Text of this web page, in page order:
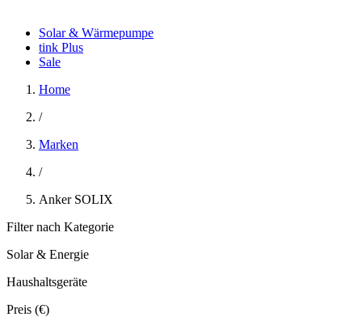
Solar & Wärmepumpe
tink Plus
Sale
Home
/
Marken
/
Anker SOLIX
Filter nach Kategorie
Solar & Energie
Haushaltsgeräte
Preis (€)